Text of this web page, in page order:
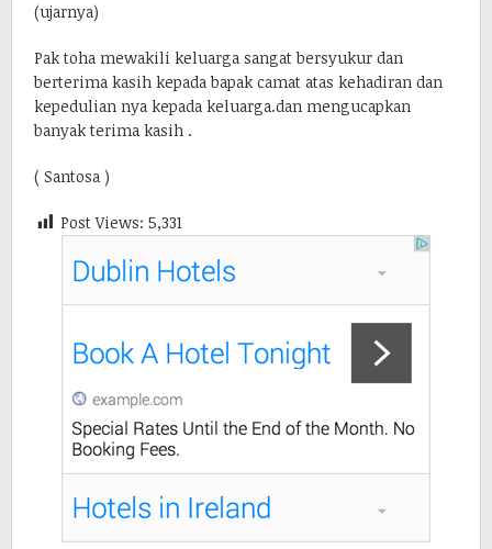
(ujarnya)
Pak toha mewakili keluarga sangat bersyukur dan
berterima kasih kepada bapak camat atas kehadiran dan
kepedulian nya kepada keluarga.dan mengucapkan
banyak terima kasih .
( Santosa )
Post Views: 5,331